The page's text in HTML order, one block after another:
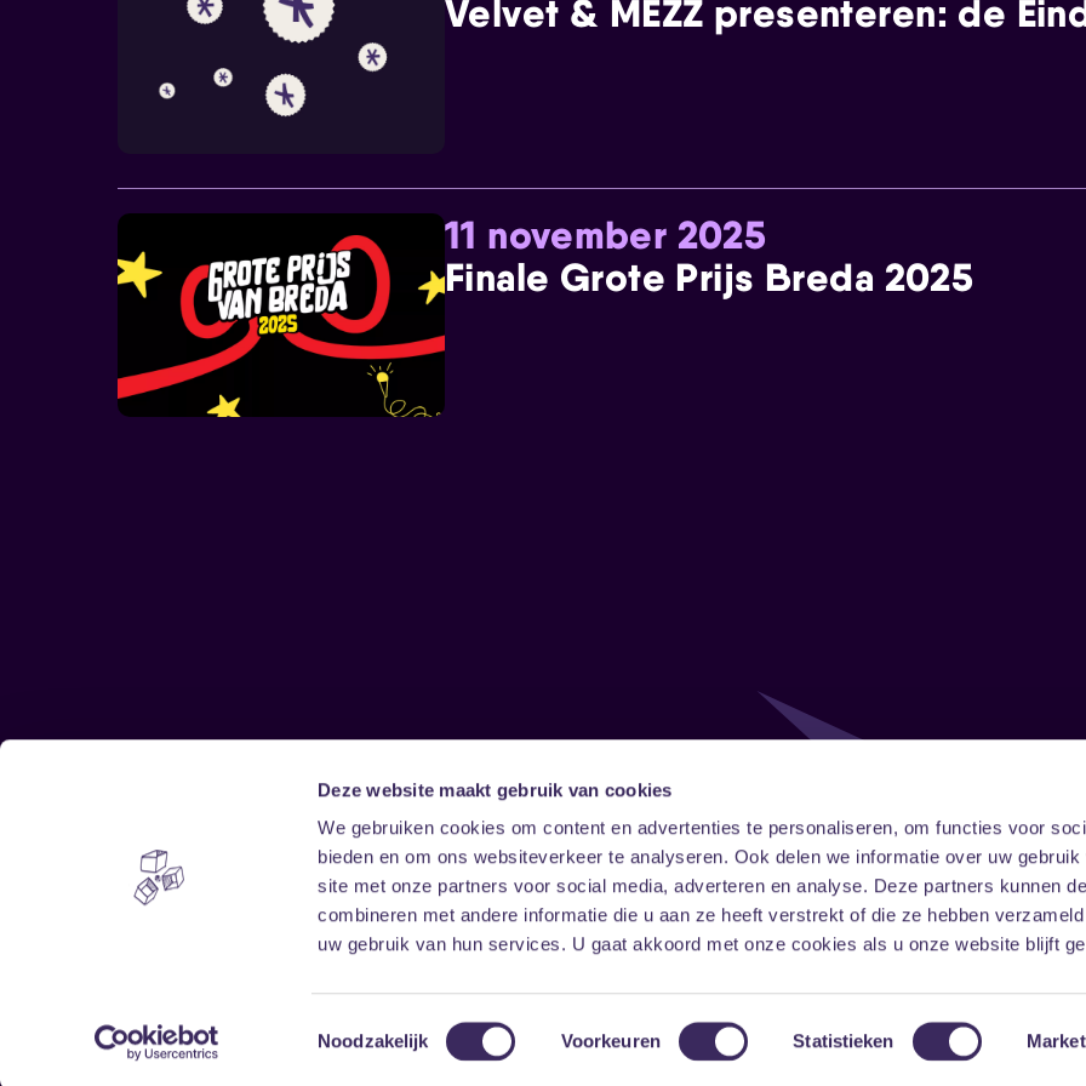
Deze website maakt gebruik van cookies
We gebruiken cookies om content en advertenties te personaliseren, om functies voor
bieden en om ons websiteverkeer te analyseren. Ook delen we informatie over uw gebruik
site met onze partners voor social media, adverteren en analyse. Deze partners kunnen
combineren met andere informatie die u aan ze heeft verstrekt of die ze hebben
uw gebruik van hun services. U gaat akkoord met onze cookies als u onze website blijft
Toestemmingsselectie
Noodzakelijk Voorkeuren Statistieken
Velvet & MEZZ presenteren: de
11 november 2025
Finale Grote Prijs Breda 2025
Home
Vrijwilligers
Disclaimer
Toegankelijkheid
Privacy & cookies
Follow
FacebookInstagramLinkedIn
Onze